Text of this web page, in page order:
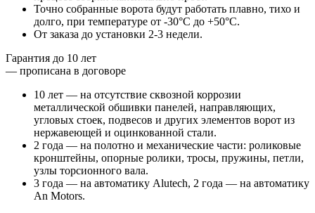
Точно собранные ворота будут работать плавно, тихо и
долго, при температуре от -30°C до +50°C.
От заказа до установки 2-3 недели.
Гарантия до 10 лет
— прописана в договоре
10 лет — на отсутствие сквозной коррозии
металлической обшивки панелей, направляющих,
угловых стоек, подвесов и других элементов ворот из
нержавеющей и оцинкованной стали.
2 года — на полотно и механические части: роликовые
кронштейны, опорные ролики, тросы, пружины, петли,
узлы торсионного вала.
3 года — на автоматику Alutech, 2 года — на автоматику
An Motors.